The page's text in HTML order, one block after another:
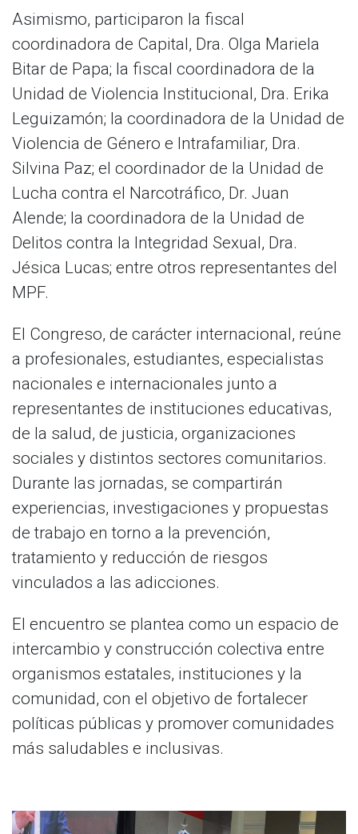
Asimismo, participaron la fiscal
coordinadora de Capital, Dra. Olga Mariela
Bitar de Papa; la fiscal coordinadora de la
Unidad de Violencia Institucional, Dra. Erika
Leguizamón; la coordinadora de la Unidad de
Violencia de Género e Intrafamiliar, Dra.
Silvina Paz; el coordinador de la Unidad de
Lucha contra el Narcotráfico, Dr. Juan
Alende; la coordinadora de la Unidad de
Delitos contra la Integridad Sexual, Dra.
Jésica Lucas; entre otros representantes del
MPF.
El Congreso, de carácter internacional, reúne
a profesionales, estudiantes, especialistas
nacionales e internacionales junto a
representantes de instituciones educativas,
de la salud, de justicia, organizaciones
sociales y distintos sectores comunitarios.
Durante las jornadas, se compartirán
experiencias, investigaciones y propuestas
de trabajo en torno a la prevención,
tratamiento y reducción de riesgos
vinculados a las adicciones.
El encuentro se plantea como un espacio de
intercambio y construcción colectiva entre
organismos estatales, instituciones y la
comunidad, con el objetivo de fortalecer
políticas públicas y promover comunidades
más saludables e inclusivas.